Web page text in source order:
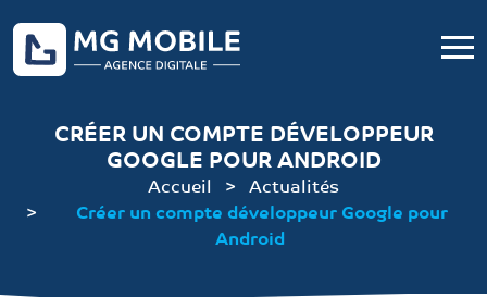
CRÉER UN COMPTE DÉVELOPPEUR
GOOGLE POUR ANDROID
Accueil
Actualités
Créer un compte développeur Google pour
Android